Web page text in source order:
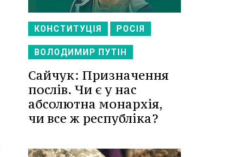
КОНСТИТУЦІЯ РОСІЯ
ВОЛОДИМИР ПУТІН
Сайчук: Призначення
послів. Чи є у нас
абсолютна монархія,
чи все ж республіка?